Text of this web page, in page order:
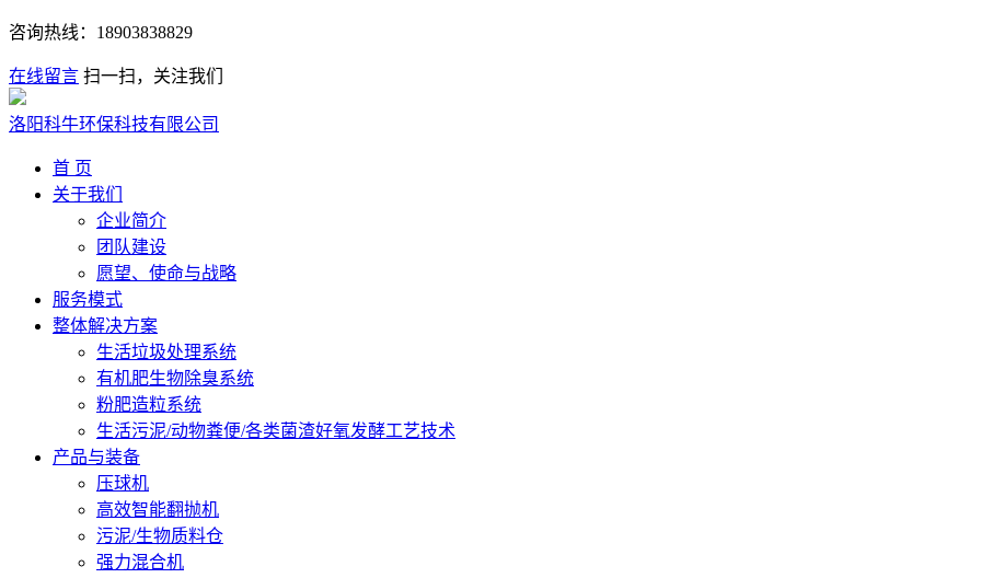
咨询热线： 18903838829
在线留言 扫一扫，关注我们
洛阳科牛环保科技有限公司
首 页
关于我们
企业简介
团队建设
愿望、使命与战略
服务模式
整体解决方案
生活垃圾处理系统
有机肥生物除臭系统
粉肥造粒系统
生活污泥/动物粪便/各类菌渣好氧发酵工艺技术
产品与装备
压球机
高效智能翻抛机
污泥/生物质料仓
强力混合机